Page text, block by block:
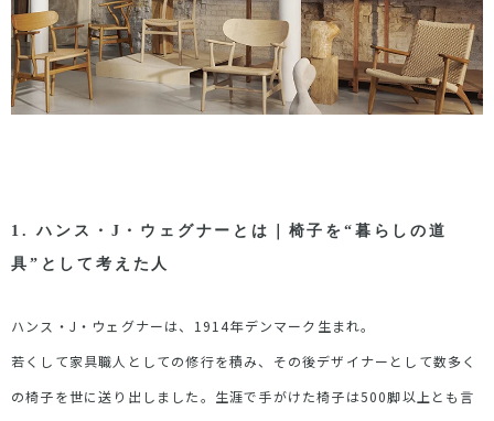
1.ハンス・ J ・ウェグナーとは｜椅子を“ 暮らしの道
具 ” として考えた人
ハンス・ J ・ウェグナーは、 1914年デンマーク生まれ。
若くして家具職人としての修行を積み、その後デザイナーとして数多く
の椅子を世に送り出しました。生涯で手がけた椅子は500脚以上とも言